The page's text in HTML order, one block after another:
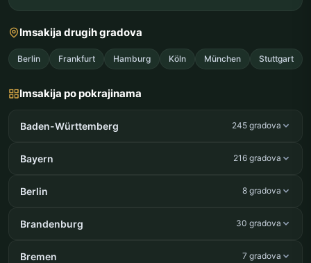
Imsakija drugih gradova
Berlin Frankfurt Hamburg Köln München Stuttgart
Imsakija po pokrajinama
Baden-Württemberg 245 gradova
Bayern 216 gradova
Berlin 8 gradova
Brandenburg 30 gradova
Bremen 7 gradova